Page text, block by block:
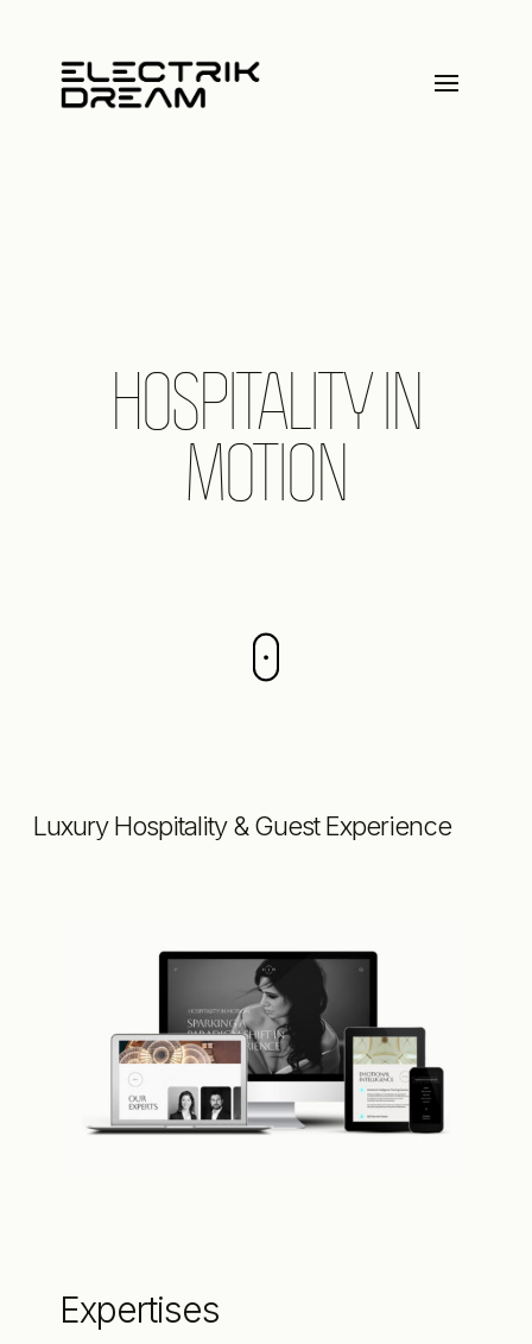
HOSPITALITY IN
MOTION
Luxury Hospitality & Guest Experience
Expertises